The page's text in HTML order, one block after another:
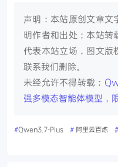
声明：本站原创文章文
明作者和出处；本站转
代表本站立场，图文版
联系我们删除。
未经允许不得转载：
强多模态智能体模型，
#Qwen3.7-Plus # 阿里云百炼 #